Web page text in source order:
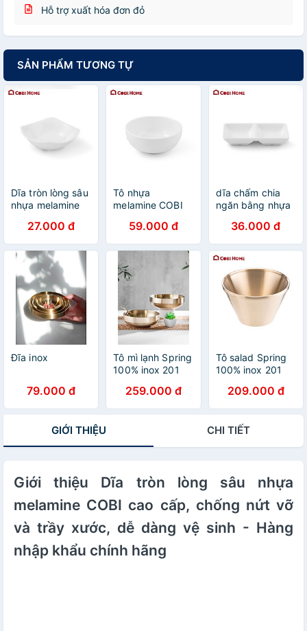
Hỗ trợ xuất hóa đơn đỏ
SẢN PHẨM TƯƠNG TỰ
Dĩa tròn lòng sâu
nhựa melamine
chống nứt vỡ và
trầy xước, dễ
dàng vệ sinh -
Hàng nhập khẩu
chính hãng
27.000 đ
Tô nhựa
melamine COBI
nứt vỡ và trầy
xước,chống bám
bụi và dễ dàng
vệ sinh - Hàng
nhập khẩu chính
59.000 đ
dĩa chấm chia
ngăn bằng nhựa
cấp
378268/378269.
NHẬP KHẨU VÀ
PHÂN PHỐI
CHÍNH HÃNG
COBI HOME
36.000 đ
Đĩa inox
79.000 đ
Tô mì lạnh Spring
100% inox 201
sét, thành cao,
lòng sâu cao cấp
259.000 đ
Tô salad Spring
100% inox 201
sét, thành cao,
lòng sâu cao cấp
209.000 đ
GIỚI THIỆU CHI TIẾT
Giới thiệu Dĩa tròn lòng sâu nhựa
melamine COBI cao cấp, chống nứt vỡ
và trầy xước, dễ dàng vệ sinh - Hàng
nhập khẩu chính hãng